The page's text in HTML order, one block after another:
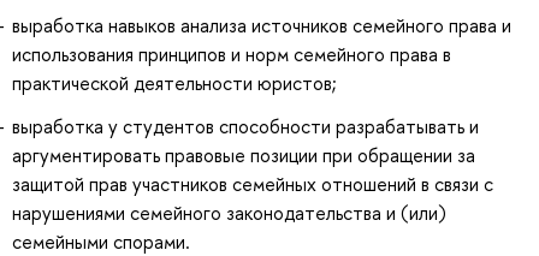
выработка навыков анализа источников семейного права и
использования принципов и норм семейного права в
практической деятельности юристов;
выработка у студентов способности разрабатывать и
аргументировать правовые позиции при обращении за
защитой прав участников семейных отношений в связи с
нарушениями семейного законодательства и (или)
семейными спорами.